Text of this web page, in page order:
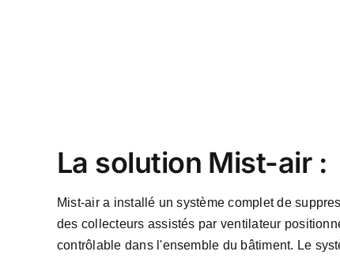
La solution Mist-air :
Mist-air a installé un système complet de
des collecteurs assistés par ventilateur
contrôlable dans l'ensemble du bâtiment. Le